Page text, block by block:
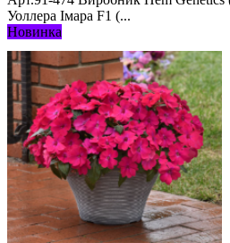
Уоллера Імара F1 (...
Новинка